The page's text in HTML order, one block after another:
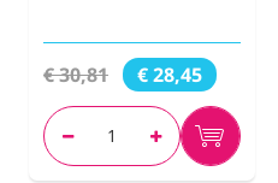
€ 30,81 € 28,45